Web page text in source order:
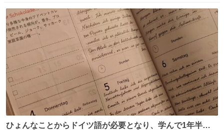
薫る 上坂樹里 甲斐翔真
ト
数
数
ひょんなことからドイツ語が必要となり、学んで1年半に